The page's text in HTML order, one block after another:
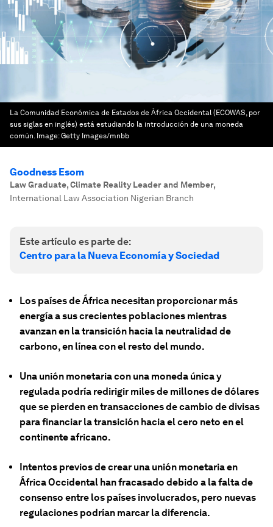
La Comunidad Económica de Estados de África Occidental (ECOWAS, por
sus siglas en inglés) está estudiando la introducción de una moneda
común. Image:Getty Images/mnbb
Goodness Esom
Law Graduate, Climate Reality Leader and Member,
International Law Association Nigerian Branch
Este artículo es parte de:
Centro para la Nueva Economía y Sociedad
Los países de África necesitan proporcionar más
energía a sus crecientes poblaciones mientras
avanzan en la transición hacia la neutralidad de
carbono, en línea con el resto del mundo.
Una unión monetaria con una moneda única y
regulada podría redirigir miles de millones de dólares
que se pierden en transacciones de cambio de divisas
para financiar la transición hacia el cero neto en el
continente africano.
Intentos previos de crear una unión monetaria en
África Occidental han fracasado debido a la falta de
consenso entre los países involucrados, pero nuevas
regulaciones podrían marcar la diferencia.